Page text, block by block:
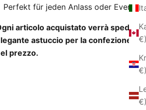
€)
€)
€)
Perfekt für jeden Anlass oder Event!
articolo acquistato verrà spedito
astuccio per la confezione
prezzo.